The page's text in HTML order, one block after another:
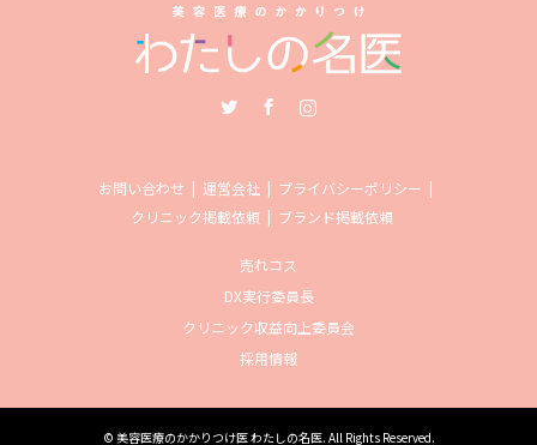
お問い合わせ 運営会社
プライバシーポリシー
クリニック掲載依頼
ブランド掲載依頼
売れコス
DX実行委員長
クリニック収益向上委員会
採用情報
© 美容医療のかかりつけ医 わたしの名医. All Rights Reserved.